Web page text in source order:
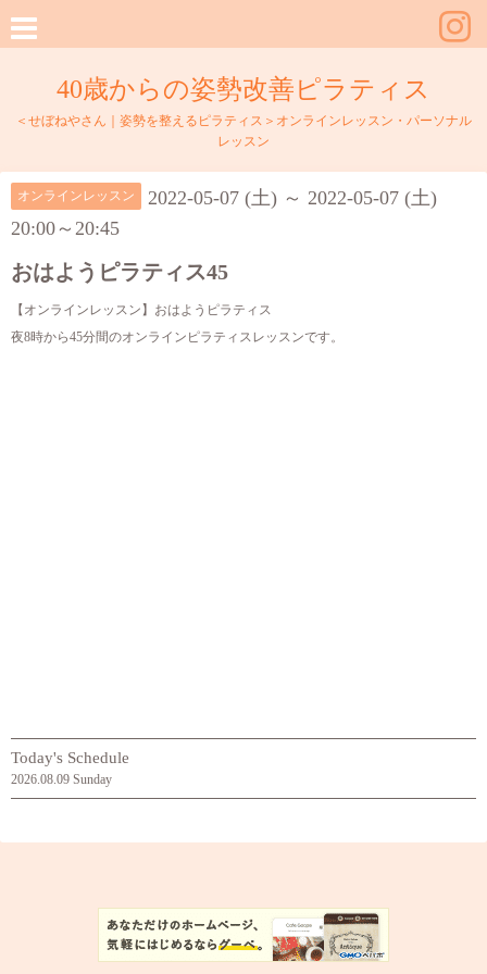
40歳からの姿勢改善ピラティス
＜せぼねやさん｜姿勢を整えるピラティス＞オンラインレッスン・パーソナル
レッスン
オンラインレッスン
2022-05-07 (土) ～ 2022-05-07 (土)
20:00～20:45
おはようピラティス45
【オンラインレッスン】おはようピラティス
夜8時から45分間のオンラインピラティスレッスンです。
Today's Schedule
2026.08.09 Sunday